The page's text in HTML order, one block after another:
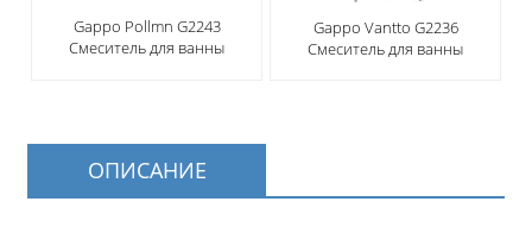
Gappo Pollmn G2243
Смеситель для ванны
Gappo Vantto G2236
Смеситель для ванны
ОПИСАНИЕ